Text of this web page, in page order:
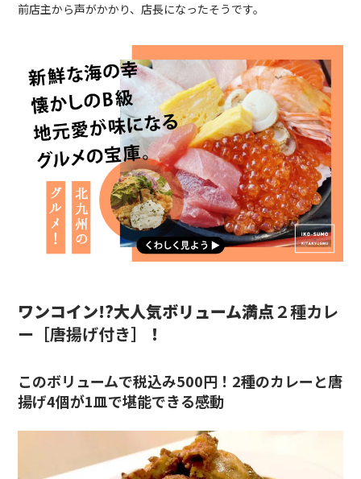
前店主から声がかかり、店長になったそうです。
ワンコイン!?大人気ボリューム満点２種カレ
ー［唐揚げ付き］ ！
このボリュームで税込み500円！2種のカレーと唐
揚げ4個が1皿で堪能できる感動